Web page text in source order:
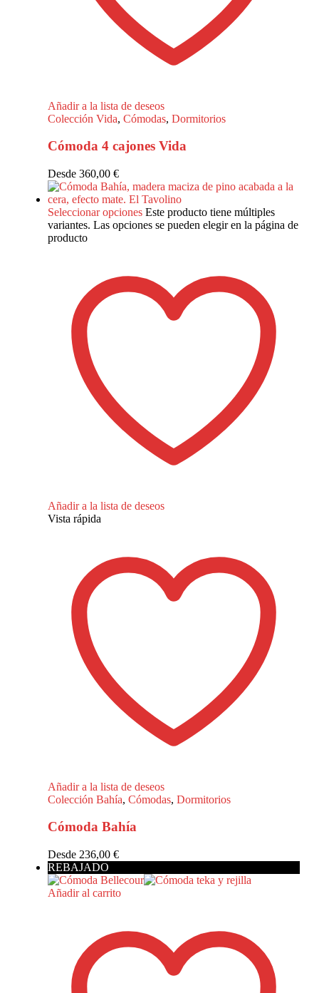
Añadir a la lista de deseos
Colección Vida,Cómodas,Dormitorios
Cómoda 4 cajones Vida
Desde360,00€
Seleccionar opciones Este producto tiene múltiples
variantes. Las opciones se pueden elegir en la página de
producto
Añadir a la lista de deseos
Vista rápida
Añadir a la lista de deseos
Colección Bahía,Cómodas,Dormitorios
Cómoda Bahía
Desde 236,00€
REBAJADO
Añadir al carrito